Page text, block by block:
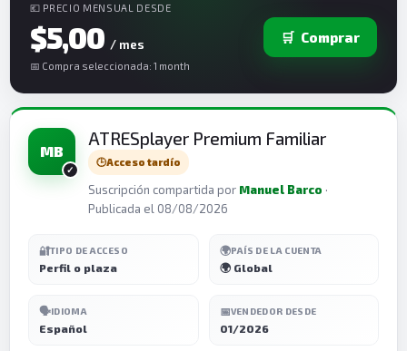
💶 PRECIO MENSUAL DESDE
$5,00 / mes
📅 Compra seleccionada: 1 month
🛒 Comprar
MB
ATRESplayer Premium Familiar
🕒Acceso tardío
Suscripción compartida por Manuel Barco ·
Publicada el 08/08/2026
🔐TIPO DE ACCESO
Perfil o plaza
🌍PAÍS DE LA CUENTA
🌍 Global
🗣️IDIOMA
Español
📅VENDEDOR DESDE
01/2026